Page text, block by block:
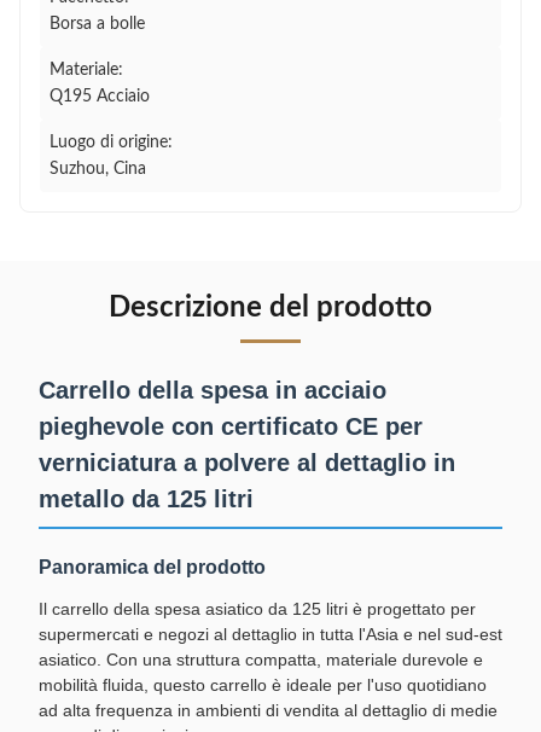
Borsa a bolle
Materiale:
Q195 Acciaio
Luogo di origine:
Suzhou, Cina
Descrizione del prodotto
Carrello della spesa in acciaio
pieghevole con certificato CE per
verniciatura a polvere al dettaglio in
metallo da 125 litri
Panoramica del prodotto
Il carrello della spesa asiatico da 125 litri è progettato per
supermercati e negozi al dettaglio in tutta l'Asia e nel sud-est
asiatico. Con una struttura compatta, materiale durevole e
mobilità fluida, questo carrello è ideale per l'uso quotidiano
ad alta frequenza in ambienti di vendita al dettaglio di medie